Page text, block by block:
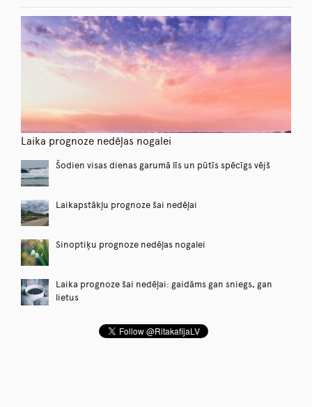
Laika prognoze nedēļas nogalei
Šodien visas dienas garumā līs un pūtīs spēcīgs vējš
Laikapstākļu prognoze šai nedēļai
Sinoptiķu prognoze nedēļas nogalei
Laika prognoze šai nedēļai: gaidāms gan sniegs, gan
lietus